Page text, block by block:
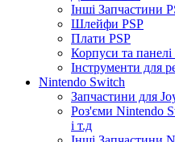
Інші Запчастини
Шлейфи PSP
Плати PSP
Корпуси та панелі
Інструменти для
Nintendo Switch
Запчастини для
Роз'єми Nintendo
і т.д